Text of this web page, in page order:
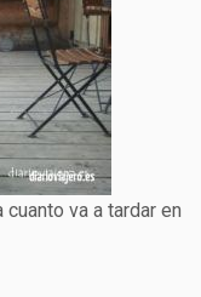
va a tardar en